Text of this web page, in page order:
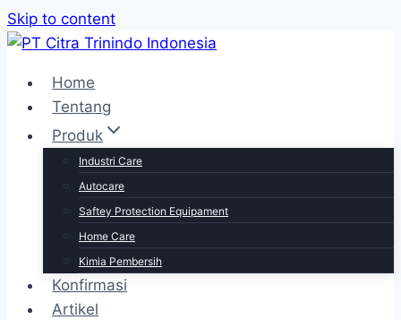
Skip to content
Home
Tentang
Produk
Industri Care
Autocare
Saftey Protection Equipament
Home Care
Kimia Pembersih
Konfirmasi
Artikel